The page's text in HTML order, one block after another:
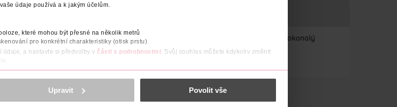
údaje používá a k jakým účelům.
které mohou být přesné na několik metrů
pro konkrétní charakteristiky (otisk prstu)
údaje, a nastavte si předvolby v části s podrobnostmi. Svůj souhlas můžete kdykoliv změnit
funkcí sociálních médií, analýze návštěvnosti, které mohou nést osobní údaje.
Upravit Povolit vše
aplikátoru dosáhnete dokonalého tvaru a barvy obočí, vydrží až 150 aplikací. Dokonalý